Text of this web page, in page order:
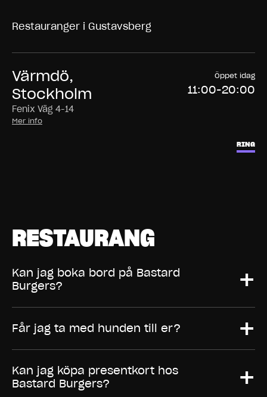
Restauranger i Gustavsberg
Värmdö,
Stockholm
Fenix Väg 4-14
Mer info
Öppet idag
11:00-20:00
RING
RESTAURANG
Kan jag boka bord på Bastard
Burgers?
+
Får jag ta med hunden till er? +
Kan jag köpa presentkort hos
Bastard Burgers?
+